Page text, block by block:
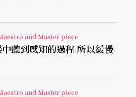
紀初的一種文學與藝術運動，
在現實，實則是對藝術和社
一種反抗，又以視覺藝術發
顯的是精神世界的深隱之
義捕捉外部世界的光影色彩
and Master piece
聽到感知的過程 所以緩慢
and Master piece